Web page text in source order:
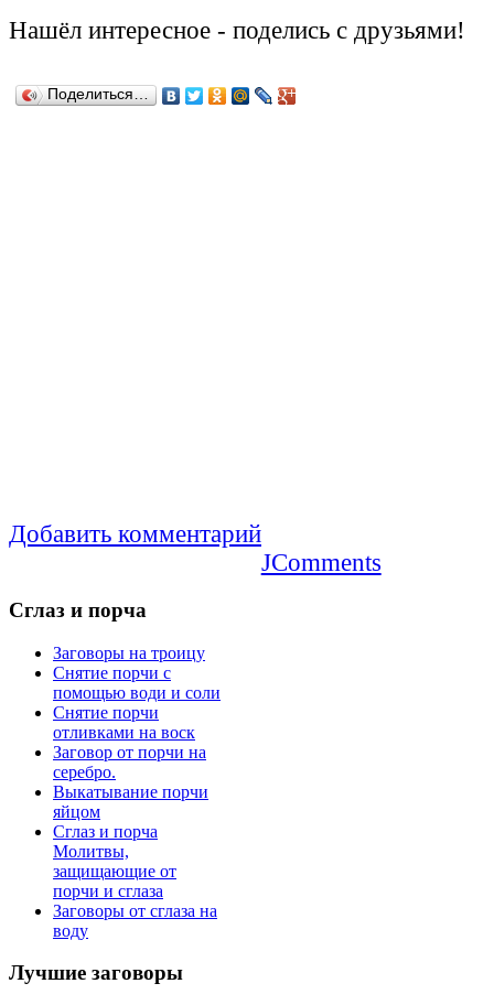
Нашёл интересное - поделись с друзьями!
Поделиться…
Добавить комментарий
JComments
Сглаз и порча
Заговоры на троицу
Снятие порчи с
помощью води и соли
Снятие порчи
отливками на воск
Заговор от порчи на
серебро.
Выкатывание порчи
яйцом
Сглаз и порча
Молитвы,
защищающие от
порчи и сглаза
Заговоры от сглаза на
воду
Лучшие заговоры